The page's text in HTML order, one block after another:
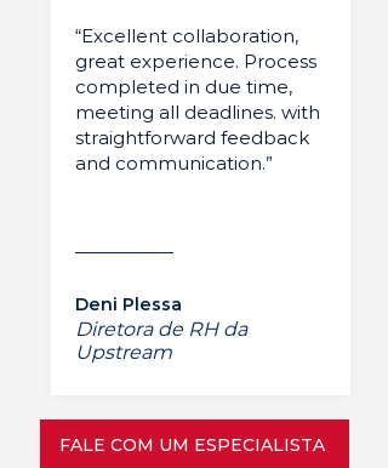
“Excellent collaboration,
great experience. Process
completed in due time,
meeting all deadlines. with
straightforward feedback
and communication.”
Deni Plessa
Diretora de RH da
Upstream
FALE COM UM ESPECIALISTA